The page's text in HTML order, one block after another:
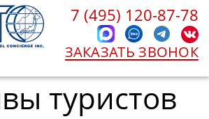
7 (495) 120-87-78
ЗАКАЗАТЬ ЗВОНОК
туристов